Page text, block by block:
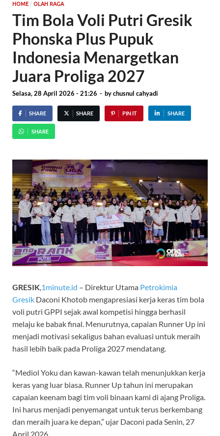
HOME / OLAH RAGA
Tim Bola Voli Putri Gresik
Phonska Plus Pupuk
Indonesia Menargetkan
Juara Proliga 2027
Selasa, 28 April 2026 - 21:26 - bychusnul cahyadi
SHARE SHARE PIN IT SHARE
SHARE
GRESIK 1minute.id – Direktur Utama Petrokimia
Gresik Daconi Khotob mengapresiasi kerja keras tim bola
voli putri GPPI sejak awal kompetisi hingga berhasil
melaju ke babak final. Menurutnya, capaian Runner Up ini
menjadi motivasi sekaligus bahan evaluasi untuk meraih
hasil lebih baik pada Proliga 2027 mendatang.
“Mediol Yoku dan kawan-kawan telah menunjukkan kerja
keras yang luar biasa. Runner Up tahun ini merupakan
capaian keenam bagi tim voli binaan kami di ajang Proliga.
Ini harus menjadi penyemangat untuk terus berkembang
dan meraih juara ke depan,” ujar Daconi pada Senin, 27
April 2026.